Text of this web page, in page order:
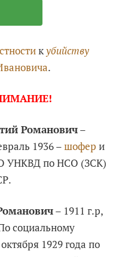
кубийству
.
Романович–
1936 –шофер и
УНКВД по НСО (ЗСК)
– 1911 г.р,
социальному
1929 года по